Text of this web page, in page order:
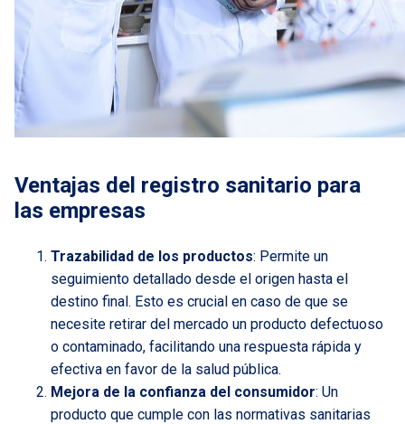
Ventajas del registro sanitario para
las empresas
Trazabilidad de los productos: Permite un
seguimiento detallado desde el origen hasta el
destino final. Esto es crucial en caso de que se
necesite retirar del mercado un producto defectuoso
o contaminado, facilitando una respuesta rápida y
efectiva en favor de la salud pública.
Mejora de la confianza del consumidor: Un
producto que cumple con las normativas sanitarias